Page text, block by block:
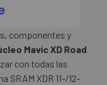
componentes y
Mavic XD Road
con todas las
SRAM XDR 11-/12-